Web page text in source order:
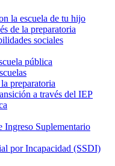
la escuela de tu hijo
de la preparatoria
sociales
pública
preparatoria
a través del IEP
Ingreso Suplementario
por Incapacidad (SSDI)